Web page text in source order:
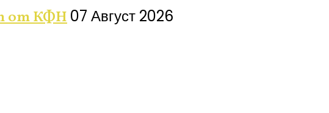
от КФН07 Август 2026